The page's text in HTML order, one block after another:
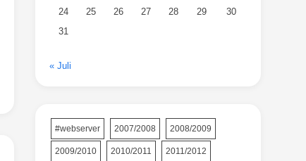
24
25 26 27 28 29
30
31
« Juli
#webserver 2007/2008 2008/2009
2009/2010 2010/2011 2011/2012